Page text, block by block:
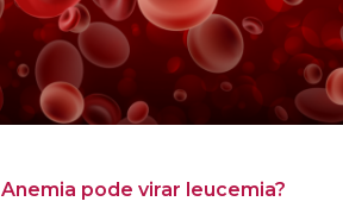
Anemia pode virar leucemia?